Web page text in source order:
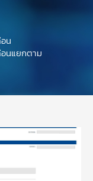
น
นแยกตาม